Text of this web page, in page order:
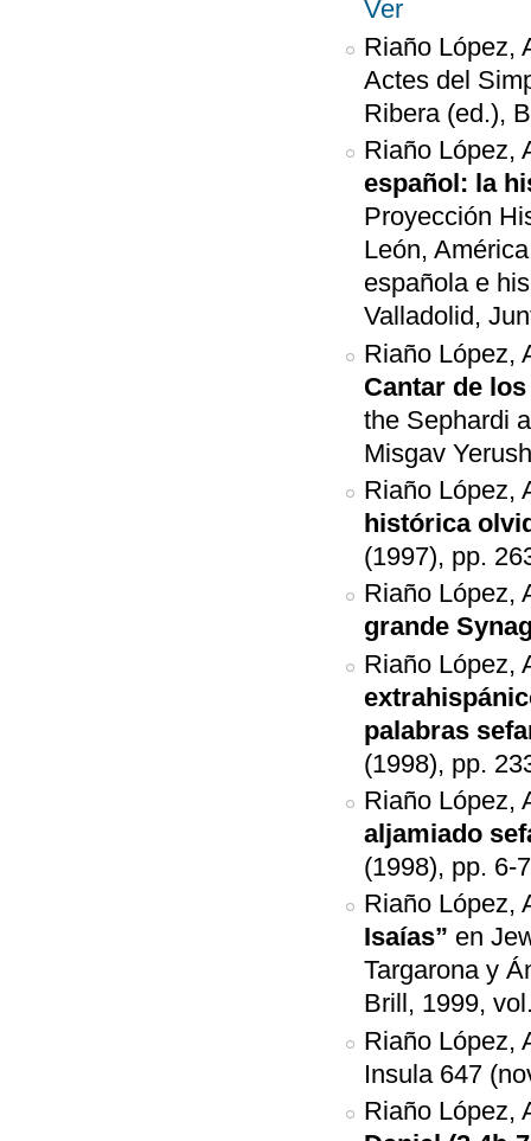
Ver
Riaño López,
Actes del
Ribera (ed.),
Riaño López,
español: la
Proyección
León,
española e
Valladolid,
Riaño López,
Cantar de
the Sephardi
Misgav
Riaño López,
histórica
(1997), pp.
Riaño López,
grande
Riaño López,
palabras
(1998), pp.
Riaño López,
aljamiado
(1998), pp. 6-
Riaño López,
Isaías” en
Targarona y
Brill, 1999,
Riaño López,
Insula 647
Riaño López,